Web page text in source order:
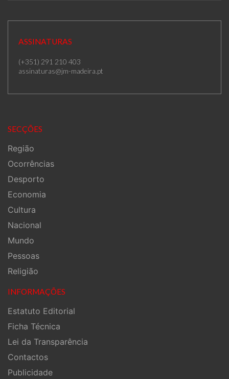
ASSINATURAS
(+351) 291 210 403
assinaturas@jm-madeira.pt
SECÇÕES
Região
Ocorrências
Desporto
Economia
Cultura
Nacional
Mundo
Pessoas
Religião
INFORMAÇÕES
Estatuto Editorial
Ficha Técnica
Lei da Transparência
Contactos
Publicidade